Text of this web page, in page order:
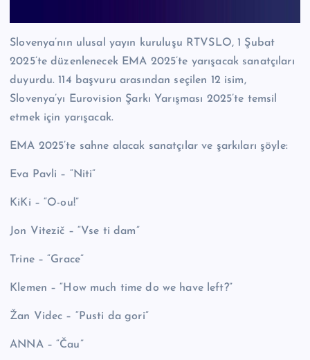
Slovenya’nın ulusal yayın kuruluşu RTVSLO, 1 Şubat
2025’te düzenlenecek EMA 2025’te yarışacak sanatçıları
duyurdu. 114 başvuru arasından seçilen 12 isim,
Slovenya’yı Eurovision Şarkı Yarışması 2025’te temsil
etmek için yarışacak.
EMA 2025’te sahne alacak sanatçılar ve şarkıları şöyle:
Eva Pavli – “Niti”
KiKi – “O-ou!”
Jon Vitezič – “Vse ti dam”
Trine – “Grace”
Klemen – “How much time do we have left?”
Žan Videc – “Pusti da gori”
ANNA – “Čau”